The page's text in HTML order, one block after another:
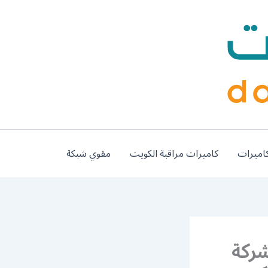
كاميرات مراقبة الكويت مقوي شبكة
/ 98548488 / شركة